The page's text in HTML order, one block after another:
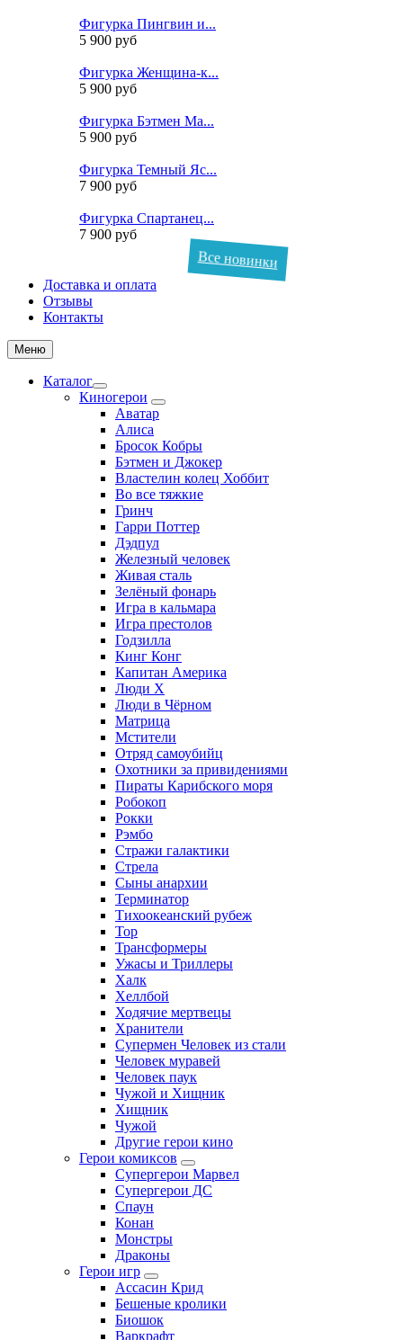
Фигурка Пингвин и...
5 900 руб
Фигурка Женщина-к...
5 900 руб
Фигурка Бэтмен Ма...
5 900 руб
Фигурка Темный Яс...
7 900 руб
Фигурка Спартанец...
7 900 руб
Все новинки
Доставка и оплата
Отзывы
Контакты
Меню
Каталог
Киногерои
Аватар
Алиса
Бросок Кобры
Бэтмен и Джокер
Властелин колец Хоббит
Во все тяжкие
Гринч
Гарри Поттер
Дэдпул
Железный человек
Живая сталь
Зелёный фонарь
Игра в кальмара
Игра престолов
Годзилла
Кинг Конг
Капитан Америка
Люди X
Люди в Чёрном
Матрица
Мстители
Отряд самоубийц
Охотники за привидениями
Пираты Карибского моря
Робокоп
Рокки
Рэмбо
Стражи галактики
Стрела
Сыны анархии
Терминатор
Тихоокеанский рубеж
Тор
Трансформеры
Ужасы и Триллеры
Халк
Хеллбой
Ходячие мертвецы
Хранители
Супермен Человек из стали
Человек муравей
Человек паук
Чужой и Хищник
Хищник
Чужой
Другие герои кино
Герои комиксов
Супергерои Марвел
Супергерои ДС
Спаун
Конан
Монстры
Драконы
Герои игр
Ассасин Крид
Бешеные кролики
Биошок
Варкрафт